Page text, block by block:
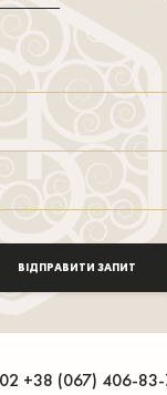
+38 (067) 406-
ВІДПРАВИТИ ЗАПИТ